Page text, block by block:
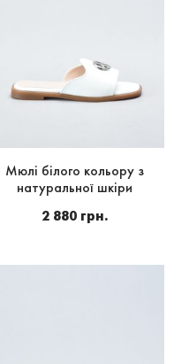
Мюлі білого кольору з
натуральної шкіри
2 880 грн.